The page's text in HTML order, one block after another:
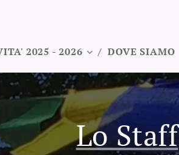
2025 - 2026 DOVE SIAMO
Lo Staff